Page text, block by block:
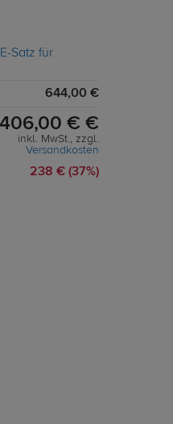
644,00 €
406,00 € €
inkl. MwSt., zzgl.
Versandkosten
238 € (37%)